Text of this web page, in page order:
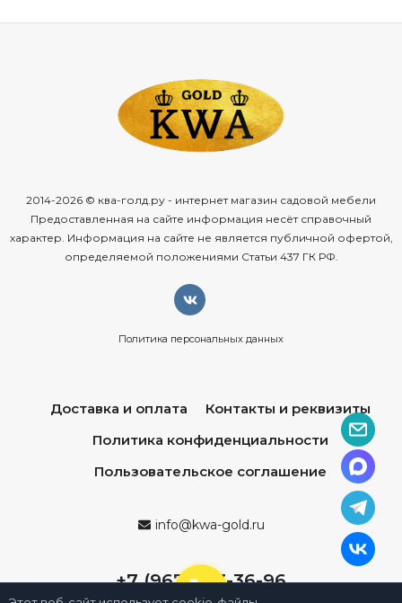
2014-2026 © ква-голд.ру - интернет магазин садовой мебели
Предоставленная на сайте информация несёт справочный
характер. Информация на сайте не является публичной офертой,
определяемой положениями Статьи 437 ГК РФ.
Политика персональных данных
Доставка и оплата
Контакты и реквизиты
Политика конфиденциальности
Пользовательское соглашение
info@kwa-gold.ru
+7 (967) 013-36-96